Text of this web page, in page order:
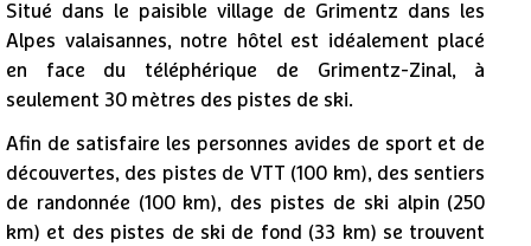
Situé dans le paisible village de Grimentz dans les
Alpes valaisannes, notre hôtel est idéalement placé
en face du téléphérique de Grimentz-Zinal, à
seulement 30 mètres des pistes de ski.
Afin de satisfaire les personnes avides de sport et de
découvertes, des pistes de VTT (100 km), des sentiers
de randonnée (100 km), des pistes de ski alpin (250
km) et des pistes de ski de fond (33 km) se trouvent